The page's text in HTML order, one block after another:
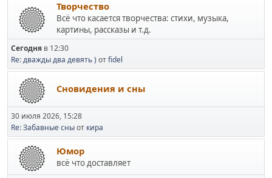
Творчество
Всё что касается творчества: стихи, музыка,
картины, рассказы и т.д.
Сегодня в 12:30
Re: дважды два девять ) отfidel
Сновидения и сны
30 июля 2026, 15:28
Re: Забавные сныот кира
Юмор
всё что доставляет